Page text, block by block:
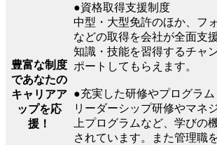
豊富な制度
であなたの
キャリアア
ップを応
援！
●資格取得支援制度
中型・大型免許のほか、フ
などの取得を会社が全面支
知識・技能を習得するチャ
ポートしてもらえます。
●充実した研修やプログラム
リーダーシップ研修やマネ
上プログラムなど、学びの
されています。また管理職